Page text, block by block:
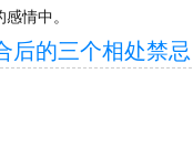
情中。
的三个相处禁忌